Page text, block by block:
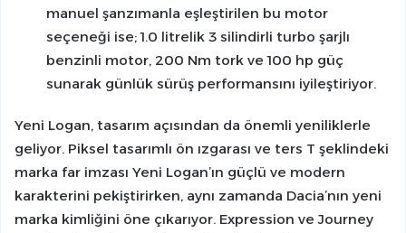
manuel şanzımanla eşleştirilen bu motor
seçeneği ise; 1.0 litrelik 3 silindirli turbo şarjlı
benzinli motor, 200 Nm tork ve 100 hp güç
sunarak günlük sürüş performansını iyileştiriyor.
Yeni Logan, tasarım açısından da önemli yeniliklerle
geliyor. Piksel tasarımlı ön ızgarası ve ters T şeklindeki
marka far imzası Yeni Logan’ın güçlü ve modern
karakterini pekiştirirken, aynı zamanda Dacia’nın yeni
marka kimliğini öne çıkarıyor. Expression ve Journey